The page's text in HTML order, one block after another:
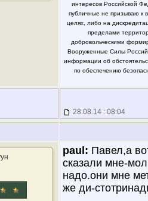
интересов Российской
публичные не призываю к
целях, либо на
пределами
добровольческими
Вооруженные Силы
информации об
по обеспечению
28.08.14 : 08:04
paul: Павел,а
сказали мне-
надо.они мне
же ди-